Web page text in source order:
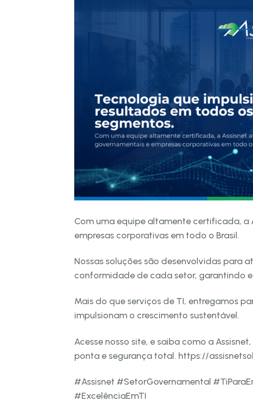
Com uma equipe altamente certificada, a
empresas corporativas em todo o Brasil.
Nossas soluções são desenvolvidas para
conformidade de cada setor, garantindo
Mais do que serviços de TI, entregamos
impulsionam o crescimento sustentável.
Acesse nosso site, e saiba como a
ponta e segurança total. https://
#Assisnet #SetorGovernamental
#ExcelênciaEmTI